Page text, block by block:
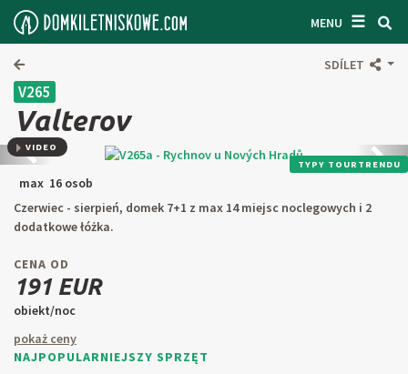
MENU ☰
WYSZUKIWARKA CZATÓW
OGÓLNE WARUNKI
O NAS
ŁĄCZNOŚĆ
WEJŚCIE WŁAŚCICIELA
SZUKAJ W TEKŚCIE
ZAPROPONUJ PRZEDMIOT
CZ SK
SDÍLET
V265
Valterov
Předchozí TYPY TOURTRENDU
VIDEO
max 16 osob
Czerwiec - sierpień, domek 7+1 z max 14 miejsc noclegowych i 2
dodatkowe łóżka.
CENA OD
191 EUR
obiekt/noc
pokaż ceny
NAJPOPULARNIEJSZY SPRZĘT